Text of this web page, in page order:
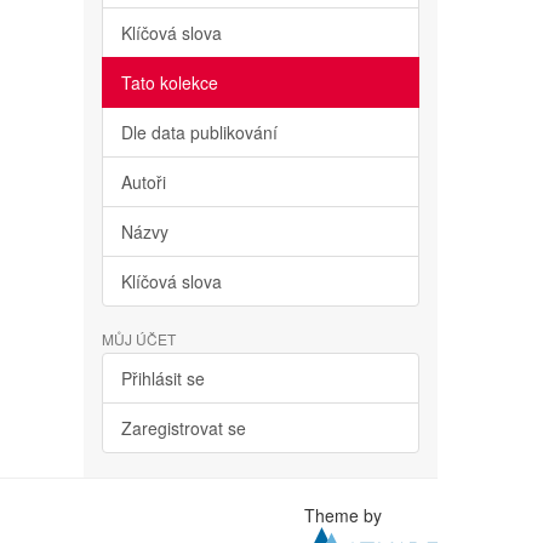
Klíčová slova
Tato kolekce
Dle data publikování
Autoři
Názvy
Klíčová slova
MŮJ ÚČET
Přihlásit se
Zaregistrovat se
Theme by